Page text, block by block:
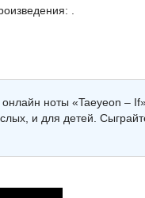
.
онлайн ноты «Taeyeon –
и для детей.